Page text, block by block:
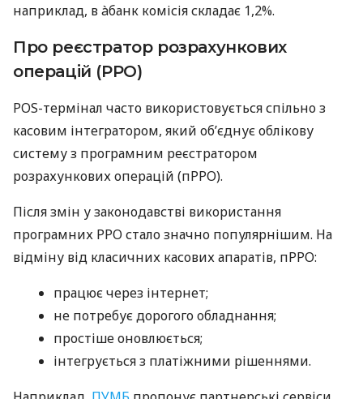
наприклад, в àбанк комісія складає 1,2%.
Про реєстратор розрахункових
операцій (РРО)
POS-термінал часто використовується спільно з
касовим інтегратором, який об’єднує облікову
систему з програмним реєстратором
розрахункових операцій (пРРО).
Після змін у законодавстві використання
програмних РРО стало значно популярнішим. На
відміну від класичних касових апаратів, пРРО:
працює через інтернет;
не потребує дорогого обладнання;
простіше оновлюється;
інтегрується з платіжними рішеннями.